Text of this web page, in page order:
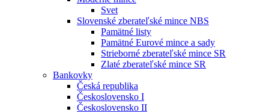
Svet
Slovenské zberateľské mince NBS
Pamätné listy
Pamätné Eurové mince a sady
Strieborné zberateľské mince SR
Zlaté zberateľské mince SR
Bankovky
Česká republika
Československo I
Československo II